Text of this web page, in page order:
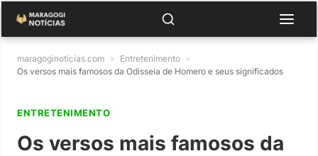
maragoginoticias.com » Entretenimento »
Os versos mais famosos da Odisseia de Homero e seus significados
ENTRETENIMENTO
Os versos mais famosos da